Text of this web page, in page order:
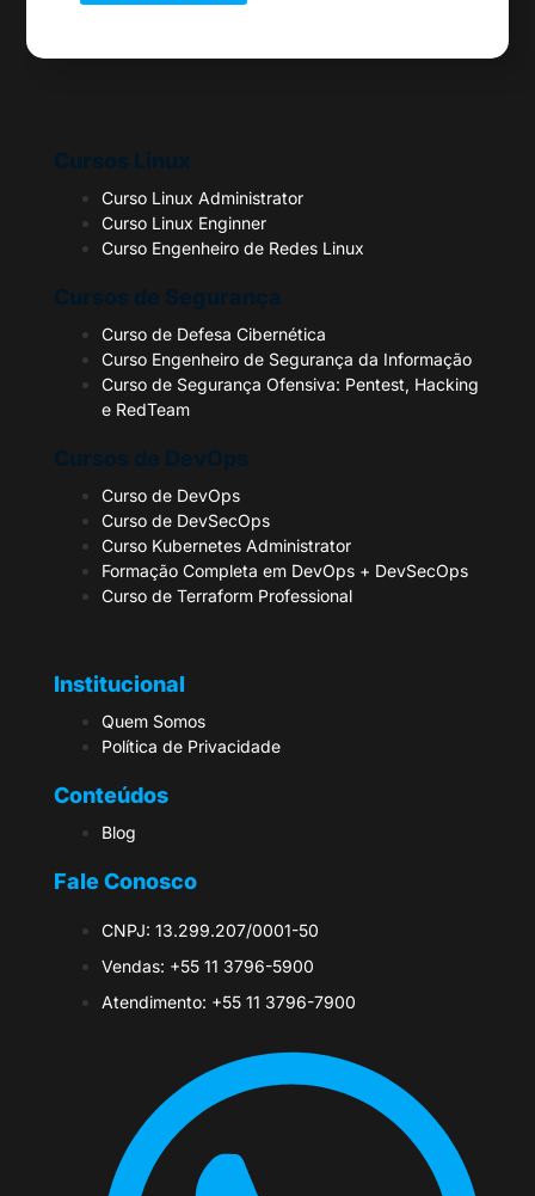
Cursos Linux
Curso Linux Administrator
Curso Linux Enginner
Curso Engenheiro de Redes Linux
Cursos de Segurança
Curso de Defesa Cibernética
Curso Engenheiro de Segurança da Informação
Curso de Segurança Ofensiva: Pentest, Hacking
e RedTeam
Cursos de DevOps
Curso de DevOps
Curso de DevSecOps
Curso Kubernetes Administrator
Formação Completa em DevOps + DevSecOps
Curso de Terraform Professional
Institucional
Quem Somos
Política de Privacidade
Conteúdos
Blog
Fale Conosco
CNPJ: 13.299.207/0001-50
Vendas: +55 11 3796-5900
Atendimento: +55 11 3796-7900